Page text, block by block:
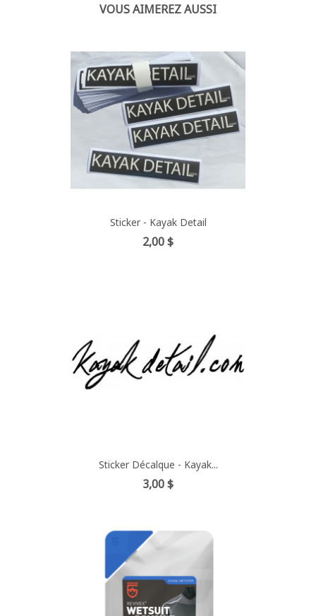
VOUS AIMEREZ AUSSI
Sticker - Kayak Detail
Prix
2,00 $
Sticker Décalque - Kayak...
Prix
3,00 $